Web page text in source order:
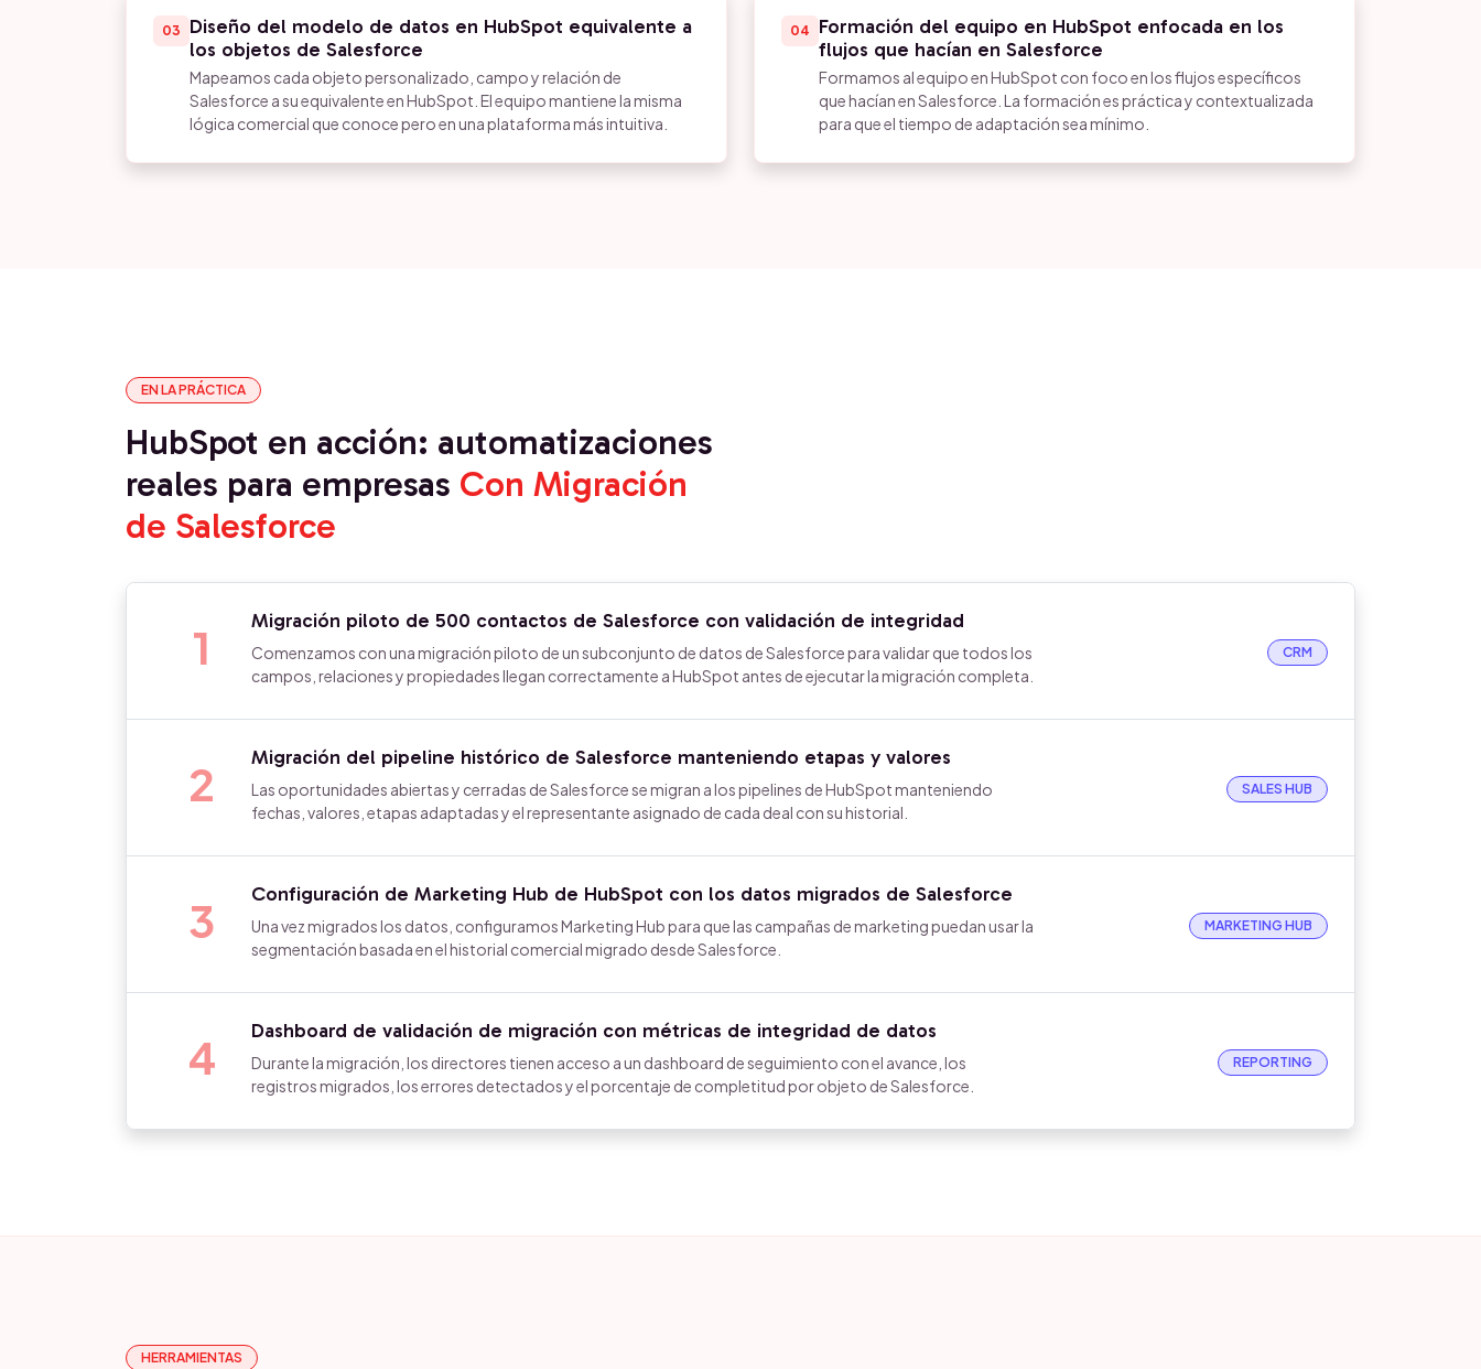
03
Diseño del modelo de datos en HubSpot equivalente a
los objetos de Salesforce
Mapeamos cada objeto personalizado, campo y relación de
Salesforce a su equivalente en HubSpot. El equipo mantiene la misma
lógica comercial que conoce pero en una plataforma más intuitiva.
04
Formación del equipo en HubSpot enfocada en los
flujos que hacían en Salesforce
Formamos al equipo en HubSpot con foco en los flujos específicos
que hacían en Salesforce. La formación es práctica y contextualizada
para que el tiempo de adaptación sea mínimo.
EN LA PRÁCTICA
HubSpot en acción: automatizaciones
reales para empresas Con Migración
de Salesforce
1 Migración piloto de 500 contactos de Salesforce con validación de integridad
Comenzamos con una migración piloto de un subconjunto de datos de Salesforce para validar que todos los
campos, relaciones y propiedades llegan correctamente a HubSpot antes de ejecutar la migración completa.
CRM
2 Migración del pipeline histórico de Salesforce manteniendo etapas y valores
Las oportunidades abiertas y cerradas de Salesforce se migran a los pipelines de HubSpot manteniendo
fechas, valores, etapas adaptadas y el representante asignado de cada deal con su historial.
SALES HUB
3 Configuración de Marketing Hub de HubSpot con los datos migrados de Salesforce
Una vez migrados los datos, configuramos Marketing Hub para que las campañas de marketing puedan usar la
segmentación basada en el historial comercial migrado desde Salesforce.
MARKETING HUB
4 Dashboard de validación de migración con métricas de integridad de datos
Durante la migración, los directores tienen acceso a un dashboard de seguimiento con el avance, los
registros migrados, los errores detectados y el porcentaje de completitud por objeto de Salesforce.
REPORTING
HERRAMIENTAS